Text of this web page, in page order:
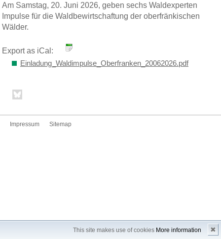
This site makes use of cookies More information ✖
Am Samstag, 20. Juni 2026, geben sechs Waldexperten
Impulse für die Waldbewirtschaftung der oberfränkischen
Wälder.
Export as iCal:
Einladung_Waldimpulse_Oberfranken_20062026.pdf
Impressum Sitemap